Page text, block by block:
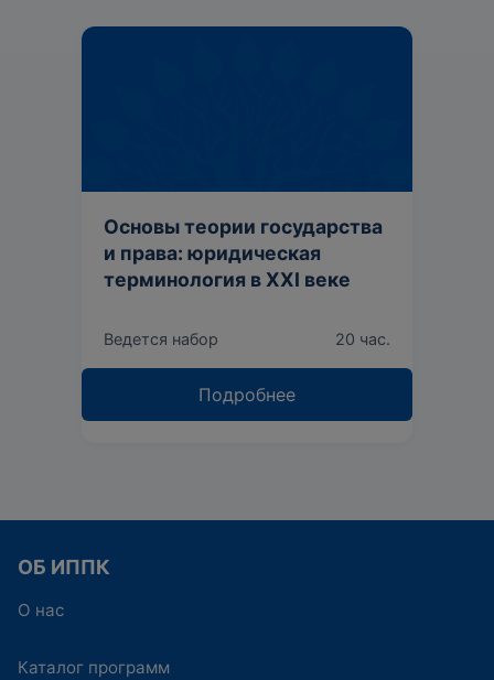
Основы теории государства
и права: юридическая
терминология в XXI веке
Ведется набор 20 час.
Подробнее
ОБ ИППК
О нас
Каталог программ